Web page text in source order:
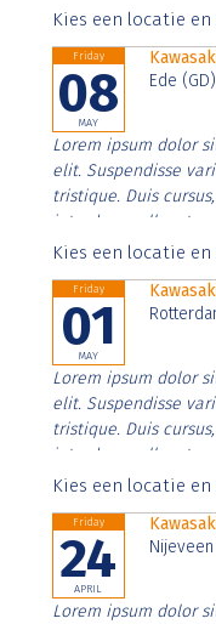
Aenean faucibus
Kies een locatie
Friday
08
MAY
Ede (GD)
Lorem ipsum dolor
elit. Suspendisse
tristique. Duis
interdum nulla, ut
Aenean faucibus
Kies een locatie
Friday
01
MAY
Lorem ipsum dolor
elit. Suspendisse
tristique. Duis
interdum nulla, ut
Aenean faucibus
Kies een locatie
Friday
24
APRIL
Nijeveen
Lorem ipsum dolor